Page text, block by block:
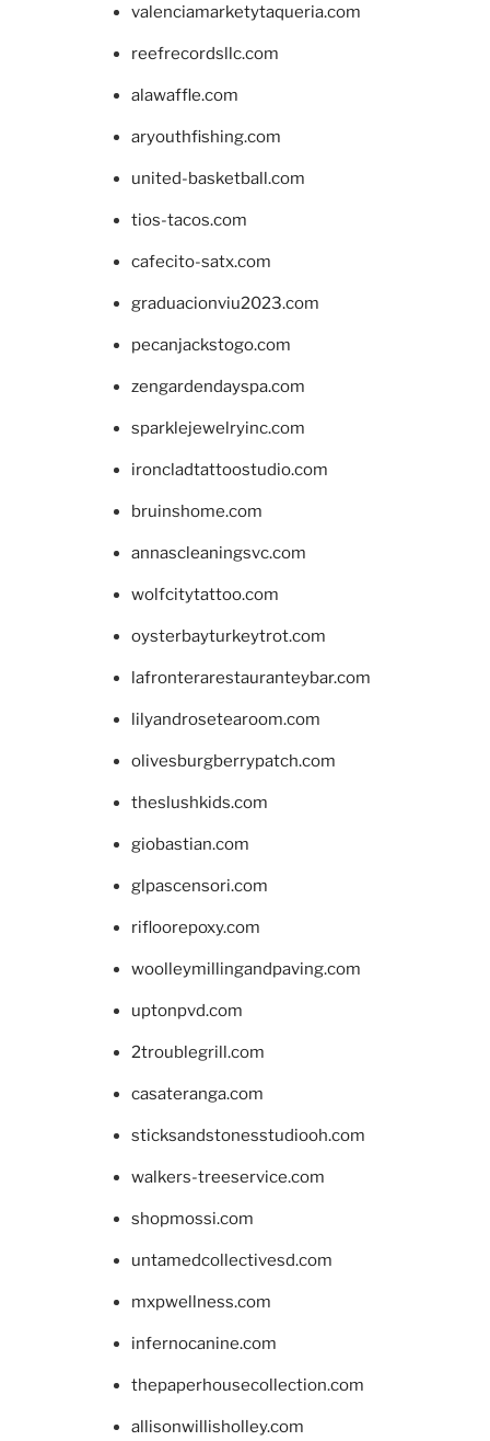
valenciamarketytaqueria.com
reefrecordsllc.com
alawaffle.com
aryouthfishing.com
united-basketball.com
tios-tacos.com
cafecito-satx.com
graduacionviu2023.com
pecanjackstogo.com
zengardendayspa.com
sparklejewelryinc.com
ironcladtattoostudio.com
bruinshome.com
annascleaningsvc.com
wolfcitytattoo.com
oysterbayturkeytrot.com
lafronterarestauranteybar.com
lilyandrosetearoom.com
olivesburgberrypatch.com
theslushkids.com
giobastian.com
glpascensori.com
rifloorepoxy.com
woolleymillingandpaving.com
uptonpvd.com
2troublegrill.com
casateranga.com
sticksandstonesstudiooh.com
walkers-treeservice.com
shopmossi.com
untamedcollectivesd.com
mxpwellness.com
infernocanine.com
thepaperhousecollection.com
allisonwillisholley.com